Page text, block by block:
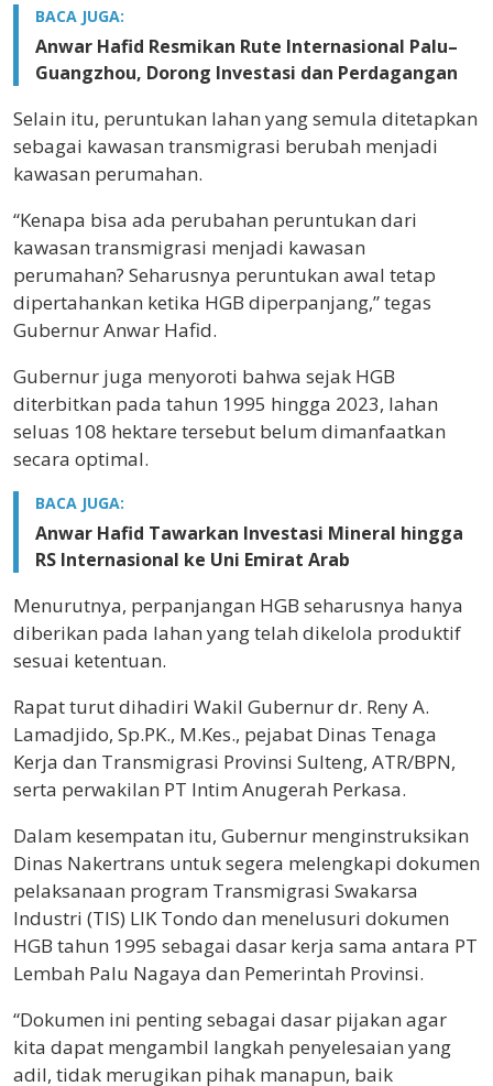
BACA JUGA:
Anwar Hafid Resmikan Rute Internasional Palu–
Guangzhou, Dorong Investasi dan Perdagangan
Selain itu, peruntukan lahan yang semula ditetapkan
sebagai kawasan transmigrasi berubah menjadi
kawasan perumahan.
“Kenapa bisa ada perubahan peruntukan dari
kawasan transmigrasi menjadi kawasan
perumahan? Seharusnya peruntukan awal tetap
dipertahankan ketika HGB diperpanjang,” tegas
Gubernur Anwar Hafid.
Gubernur juga menyoroti bahwa sejak HGB
diterbitkan pada tahun 1995 hingga 2023, lahan
seluas 108 hektare tersebut belum dimanfaatkan
secara optimal.
BACA JUGA:
Anwar Hafid Tawarkan Investasi Mineral hingga
RS Internasional ke Uni Emirat Arab
Menurutnya, perpanjangan HGB seharusnya hanya
diberikan pada lahan yang telah dikelola produktif
sesuai ketentuan.
Rapat turut dihadiri Wakil Gubernur dr. Reny A.
Lamadjido, Sp.PK., M.Kes., pejabat Dinas Tenaga
Kerja dan Transmigrasi Provinsi Sulteng, ATR/BPN,
serta perwakilan PT Intim Anugerah Perkasa.
Dalam kesempatan itu, Gubernur menginstruksikan
Dinas Nakertrans untuk segera melengkapi dokumen
pelaksanaan program Transmigrasi Swakarsa
Industri (TIS) LIK Tondo dan menelusuri dokumen
HGB tahun 1995 sebagai dasar kerja sama antara PT
Lembah Palu Nagaya dan Pemerintah Provinsi.
“Dokumen ini penting sebagai dasar pijakan agar
kita dapat mengambil langkah penyelesaian yang
adil, tidak merugikan pihak manapun, baik